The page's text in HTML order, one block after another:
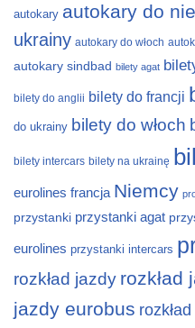
autokary autokary do
ukrainy autokary do włoch
autokary sindbad bilety agat
bilety do anglii bilety do francji
do ukrainy bilety do włoch
bilety intercars bilety na ukrainę
eurolines francja Niemcy
przystanki przystanki agat
eurolines przystanki intercars
rozkład jazdy rozkład
jazdy eurobus